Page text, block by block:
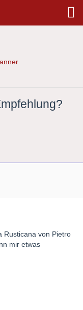
Rusticana von Pietro
mir etwas